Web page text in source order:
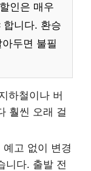
인은 매우
합니다. 환승
두면 불필
하철이나 버
훨씬 오래 걸
고 없이 변경
니다. 출발 전